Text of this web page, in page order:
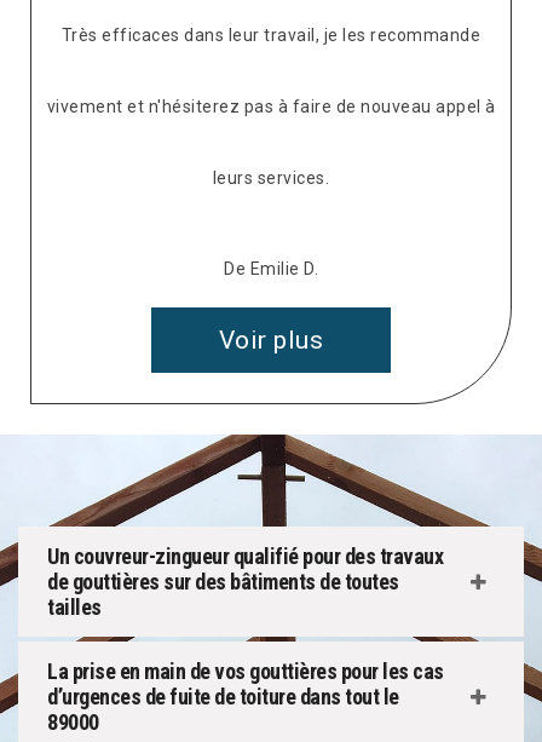
Très efficaces dans leur travail, je les recommande
vivement et n'hésiterez pas à faire de nouveau appel à
leurs services.
De Emilie D.
Voir plus
Un couvreur-zingueur qualifié pour des travaux
de gouttières sur des bâtiments de toutes
tailles
La prise en main de vos gouttières pour les cas
d’urgences de fuite de toiture dans tout le
89000